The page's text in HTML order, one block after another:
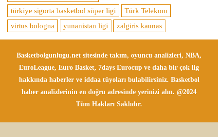
türkiye sigorta basketbol süper ligi
Türk Telekom
virtus bologna
yunanistan ligi zalgiris kaunas
Basketbolgunlugu.net sitesinde takım, oyuncu analizleri, NBA,
EuroLeague, Euro Basket, 7days Eurocup ve daha bir çok lig
hakkında haberler ve iddaa tüyoları bulabilirsiniz. Basketbol
haber analizlerinin en doğru adresinde yerinizi alın. @2024
Tüm Hakları Saklıdır.